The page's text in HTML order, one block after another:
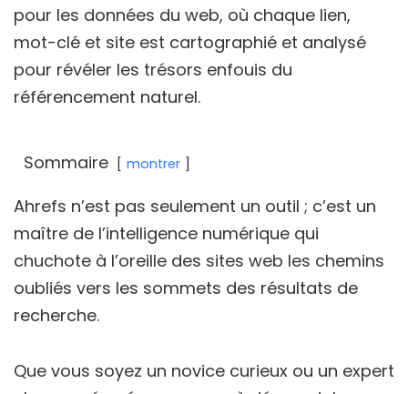
pour les données du web, où chaque lien,
mot-clé et site est cartographié et analysé
pour révéler les trésors enfouis du
référencement naturel.
Sommaire montrer
Ahrefs n’est pas seulement un outil ; c’est un
maître de l’intelligence numérique qui
chuchote à l’oreille des sites web les chemins
oubliés vers les sommets des résultats de
recherche.
Que vous soyez un novice curieux ou un expert